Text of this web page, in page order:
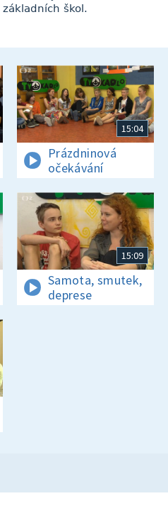
škol.
15:04
Prázdninová
očekávání
15:09
Samota, smutek,
deprese